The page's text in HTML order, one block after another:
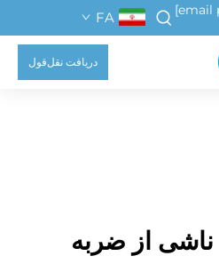
FA
دریافت نقل‌قول
از ضربه